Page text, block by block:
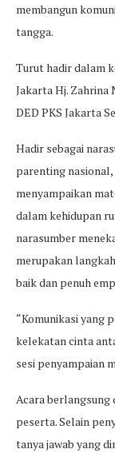
membangun
tangga.
Turut hadir dalam
Jakarta Hj. Zahrina
DED PKS Jakarta
Hadir sebagai
parenting nasional,
menyampaikan
dalam kehidupan
narasumber
merupakan
baik dan penuh
“Komunikasi yang
kelekatan cinta
sesi penyampaian
Acara berlangsung
peserta. Selain
tanya jawab yang